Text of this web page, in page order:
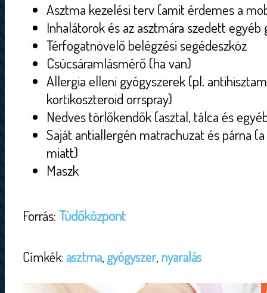
Asztma kezelési terv (amit érdemes a
Inhalátorok és az asztmára szedett egyéb
Térfogatnövelő belégzési segédeszköz
Csúcsáramlásmérő (ha van)
Allergia elleni gyógyszerek (pl.
kortikoszteroid orrspray)
Nedves törlőkendők (asztal, tálca és
Saját antiallergén matrachuzat és párna
miatt)
Maszk
Forrás: Tüdőközpont
Címkék:asztma, gyógyszer, nyaralás